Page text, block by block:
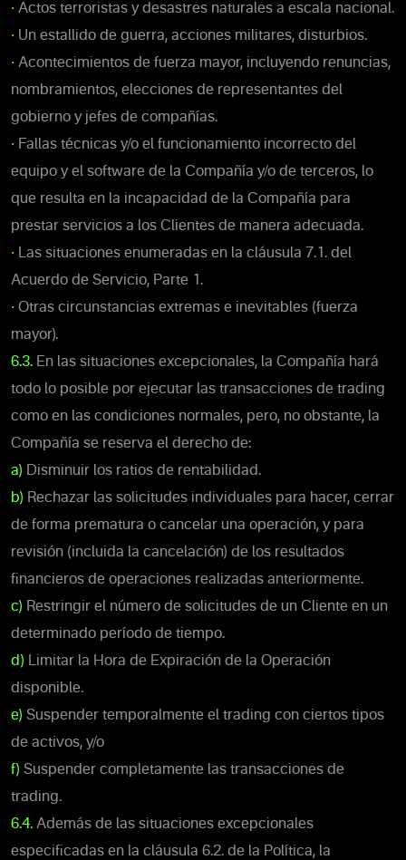
• Actos terroristas y desastres naturales a escala nacional.
• Un estallido de guerra, acciones militares, disturbios.
• Acontecimientos de fuerza mayor, incluyendo renuncias,
nombramientos, elecciones de representantes del
gobierno y jefes de compañías.
• Fallas técnicas y/o el funcionamiento incorrecto del
equipo y el software de la Compañía y/o de terceros, lo
que resulta en la incapacidad de la Compañía para
prestar servicios a los Clientes de manera adecuada.
• Las situaciones enumeradas en la cláusula 7.1. del
Acuerdo de Servicio, Parte 1.
• Otras circunstancias extremas e inevitables (fuerza
mayor).
6.3. En las situaciones excepcionales, la Compañía hará
todo lo posible por ejecutar las transacciones de trading
como en las condiciones normales, pero, no obstante, la
Compañía se reserva el derecho de:
a) Disminuir los ratios de rentabilidad.
b) Rechazar las solicitudes individuales para hacer, cerrar
de forma prematura o cancelar una operación, y para
revisión (incluida la cancelación) de los resultados
financieros de operaciones realizadas anteriormente.
c) Restringir el número de solicitudes de un Cliente en un
determinado período de tiempo.
d) Limitar la Hora de Expiración de la Operación
disponible.
e) Suspender temporalmente el trading con ciertos tipos
de activos, y/o
f) Suspender completamente las transacciones de
trading.
6.4. Además de las situaciones excepcionales
especificadas en la cláusula 6.2. de la Política, la